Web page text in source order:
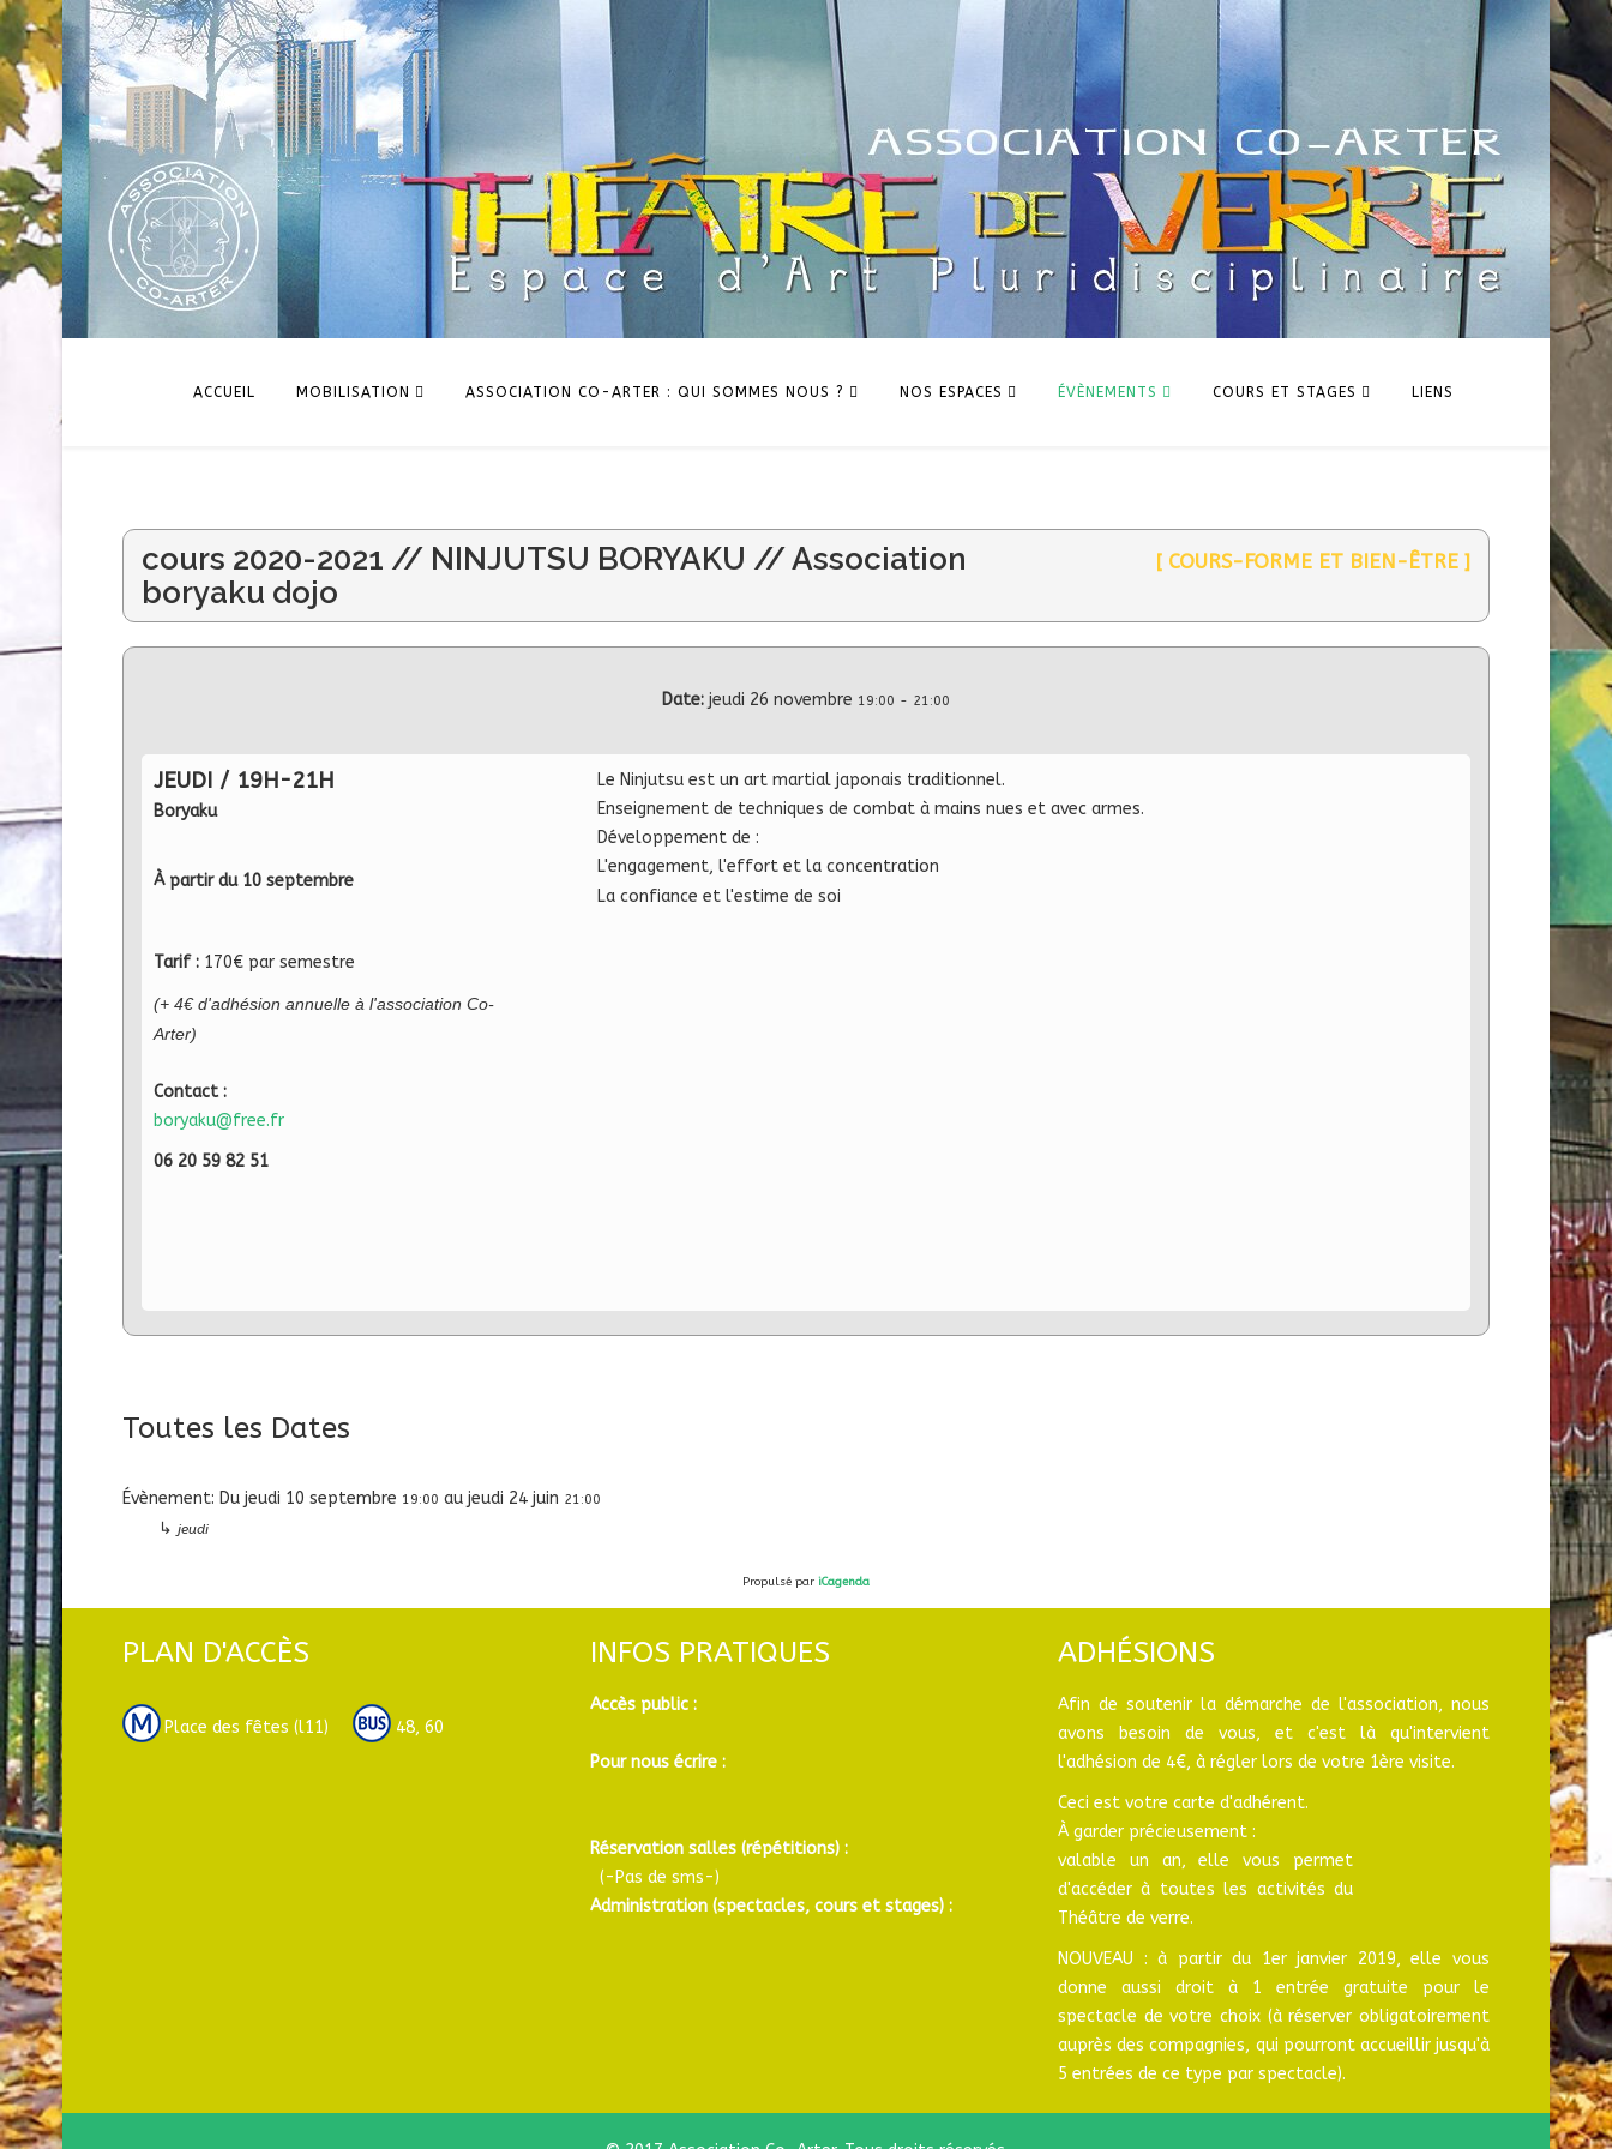
ACCUEIL MOBILISATION ASSOCIATION CO-ARTER : QUI SOMMES NOUS ? NOS ESPACES ÉVÈNEMENTS COURS ET STAGES LIENS
cours 2020-2021 // NINJUTSU BORYAKU // Association
boryaku dojo
[ COURS-FORME ET BIEN-ÊTRE ]
Date: jeudi 26 novembre 19:00 - 21:00
JEUDI / 19H-21H
Boryaku
À partir du 10 septembre
Tarif : 170€ par semestre
(+ 4€ d'adhésion annuelle à l'association Co-
Arter)
Contact :
boryaku@free.fr
06 20 59 82 51
Le Ninjutsu est un art martial japonais traditionnel.
Enseignement de techniques de combat à mains nues et avec armes.
Développement de :
L'engagement, l'effort et la concentration
La confiance et l'estime de soi
Toutes les Dates
Évènement: Du jeudi 10 septembre 19:00 au jeudi 24 juin 21:00
↳ jeudi
Propulsé par iCagenda
PLAN D'ACCÈS
Place des fêtes (l11) 48, 60
INFOS PRATIQUES
Accès public :
Pour nous écrire :
Réservation salles (répétitions) :
(-Pas de sms-)
Administration (spectacles, cours et stages) :
ADHÉSIONS
Afin de soutenir la démarche de l'association, nous
avons besoin de vous, et c'est là qu'intervient
l'adhésion de 4€, à régler lors de votre 1ère visite.
Ceci est votre carte d'adhérent.
À garder précieusement :
valable un an, elle vous permet
d'accéder à toutes les activités du
Théâtre de verre.
NOUVEAU : à partir du 1er janvier 2019, elle vous
donne aussi droit à 1 entrée gratuite pour le
spectacle de votre choix (à réserver obligatoirement
auprès des compagnies, qui pourront accueillir jusqu'à
5 entrées de ce type par spectacle).